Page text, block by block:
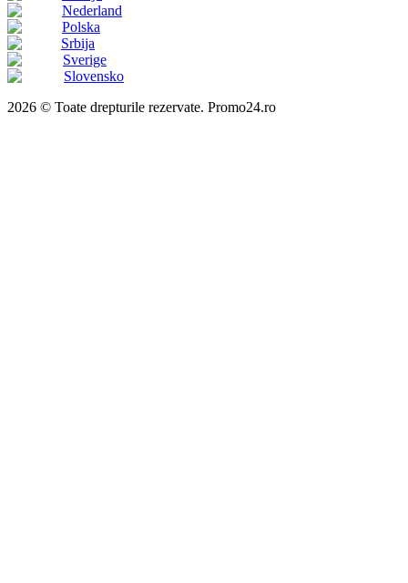
Nederland
Polska
Srbija
Sverige
Slovensko
2026 © Toate drepturile rezervate. Promo24.ro